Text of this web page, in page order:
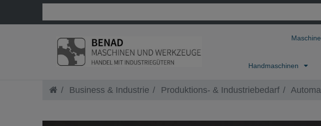
Handmaschinen
Business & Industrie Produktions- & Industriebedarf